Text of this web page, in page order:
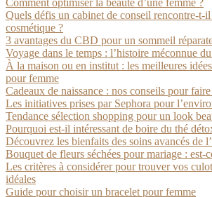
Comment optimiser la beauté d’une femme ?
Quels défis un cabinet de conseil rencontre-t-il
cosmétique ?
3 avantages du CBD pour un sommeil
Voyage dans le temps : l’histoire méconnue
À la maison ou en institut : les meilleures
pour femme
Cadeaux de naissance : nos conseils pour
Les initiatives prises par Sephora pour
Tendance sélection shopping pour un look
Pourquoi est-il intéressant de boire du thé
Découvrez les bienfaits des soins avancés de
Bouquet de fleurs séchées pour mariage : est-
Les critères à considérer pour trouver vos
idéales
Guide pour choisir un bracelet pour femme